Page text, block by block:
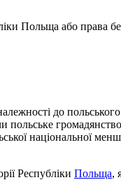
Польща або права
до
польське
національної
Республіки Польща,